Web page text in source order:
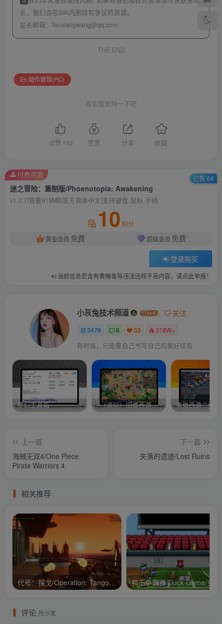
长，我们会在24h内删除有争议的资源。
站长邮箱： fenxiangwang@qq.com
THE END
动作冒险(PC)
喜欢就支持一下吧
点赞 192 赞赏 分享 收藏
迷之冒险：重制版/Phoenotopia: Awakening
v1.2.7|容量919MB|官方简体中文|支持键盘.鼠标.手柄
10 积分
黄金会员 免费 超级会员 免费
登录购买
当前信息若含有黄赌毒等违法违规不良内容，请点此举报！
付费资源 已售 64
小灰兔技术频道 关注
3479 8 33 318W+
有时候，只能靠自己书写自己的美好结局
梦幻工具箱————-免费 –（源码）田螺西游9.0 假人摆摊18门派飞升渡劫化圣助战最新BB谛听…. 笑傲西游二版-
上一篇
海贼无双4/One Piece:
Pirate Warriors 4
下一篇
失落的遗迹/Lost Ruins
相关推荐
代号：探戈/Operation: Tango/支持网络联机
评论 抢沙发